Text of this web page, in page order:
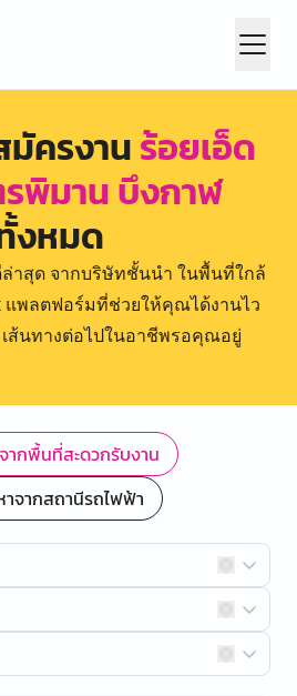
ครงานร้อยเอ็ด
พิมาน บึงกาฬ
งหมด
าสุด จากบริษัทชั้นนำ ในพื้นที่ใกล้
แพลตฟอร์มที่ช่วยให้คุณได้งานไว
เส้นทางต่อไปในอาชีพรอคุณอยู่
ากพื้นที่สะดวกรับงาน
จากสถานีรถไฟฟ้า